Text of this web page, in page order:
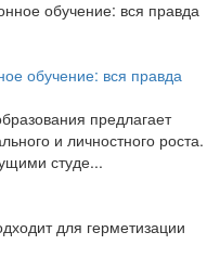
обучение: вся правда
предлагает
и личностного роста.
студе...